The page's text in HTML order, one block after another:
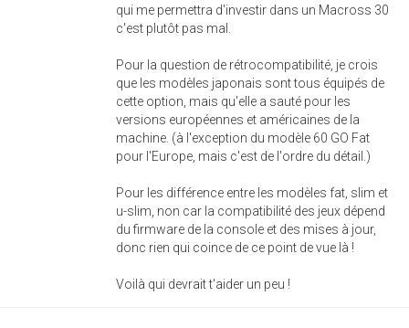
qui me permettra d'investir dans un Macross 30
c'est plutôt pas mal.
Pour la question de rétrocompatibilité, je crois
que les modèles japonais sont tous équipés de
cette option, mais qu'elle a sauté pour les
versions européennes et américaines de la
machine. (à l'exception du modèle 60 GO Fat
pour l'Europe, mais c'est de l'ordre du détail.)
Pour les différence entre les modèles fat, slim et
u-slim, non car la compatibilité des jeux dépend
du firmware de la console et des mises à jour,
donc rien qui coince de ce point de vue là !
Voilà qui devrait t'aider un peu !